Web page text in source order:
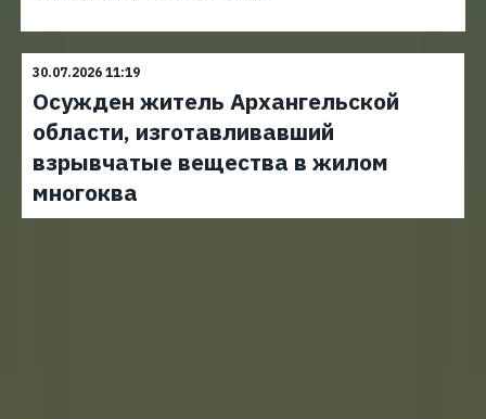
30.07.2026 11:19
Осужден житель Архангельской
области, изготавливавший
взрывчатые вещества в жилом
многоква